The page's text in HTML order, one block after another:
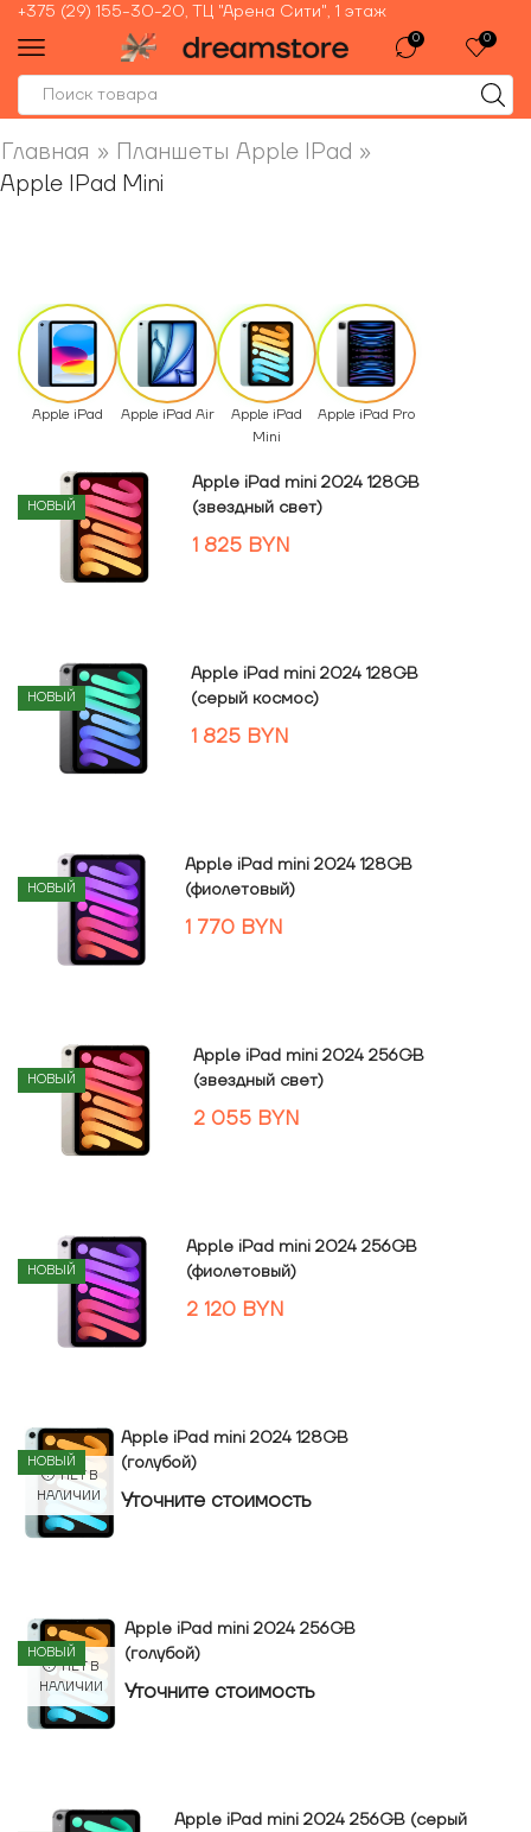
+375 (29) 155-30-20, ТЦ "Арена Сити", 1 этаж
0 0
Главная » Планшеты Apple IPad »
Apple IPad Mini
Apple iPad Apple iPad Air
Apple iPad
Mini
Apple iPad Pro
НОВЫЙ
Apple iPad mini 2024 128GB
(звездный свет)
1 825 BYN
НОВЫЙ
Apple iPad mini 2024 128GB
(серый космос)
1 825 BYN
НОВЫЙ
Apple iPad mini 2024 128GB
(фиолетовый)
1 770 BYN
НОВЫЙ
Apple iPad mini 2024 256GB
(звездный свет)
2 055 BYN
НОВЫЙ
Apple iPad mini 2024 256GB
(фиолетовый)
2 120 BYN
НОВЫЙ
НЕТ В
НАЛИЧИИ
Apple iPad mini 2024 128GB
(голубой)
Уточнитe стоимость
НОВЫЙ
НЕТ В
НАЛИЧИИ
Apple iPad mini 2024 256GB
(голубой)
Уточнитe стоимость
Apple iPad mini 2024 256GB (серый